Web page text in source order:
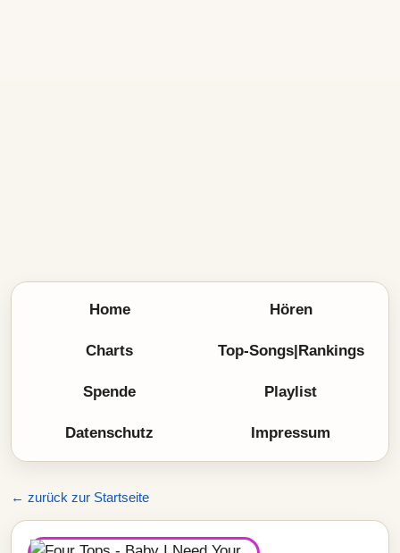
Home Hören
Charts Top-Songs|Rankings
Spende Playlist
Datenschutz Impressum
← zurück zur Startseite